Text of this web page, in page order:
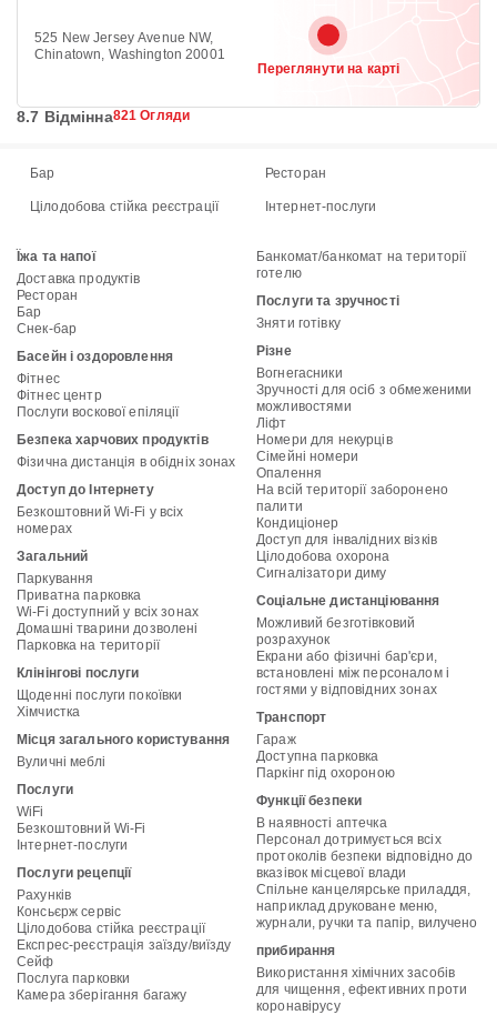
525 New Jersey Avenue NW,
Chinatown, Washington 20001
Переглянути на карті
8.7 Відмінна821 Огляди
Бар Ресторан
Цілодобова стійка реєстрації Інтернет-послуги
Їжа та напої
Доставка продуктів
Ресторан
Бар
Снек-бар
Басейн і оздоровлення
Фітнес
Фітнес центр
Послуги воскової епіляції
Безпека харчових продуктів
Фізична дистанція в обідніх зонах
Доступ до Інтернету
Безкоштовний Wi-Fi у всіх
номерах
Загальний
Паркування
Приватна парковка
Wi-Fi доступний у всіх зонах
Домашні тварини дозволені
Парковка на території
Клінінгові послуги
Щоденні послуги покоївки
Хімчистка
Місця загального користування
Вуличні меблі
Послуги
WiFi
Безкоштовний Wi-Fi
Інтернет-послуги
Послуги рецепції
Рахунків
Консьєрж сервіс
Цілодобова стійка реєстрації
Експрес-реєстрація заїзду/виїзду
Сейф
Послуга парковки
Камера зберігання багажу
Банкомат/банкомат на території
готелю
Послуги та зручності
Зняти готівку
Різне
Вогнегасники
Зручності для осіб з обмеженими
можливостями
Ліфт
Номери для некурців
Сімейні номери
Опалення
На всій території заборонено
палити
Кондиціонер
Доступ для інвалідних візків
Цілодобова охорона
Сигналізатори диму
Соціальне дистанціювання
Можливий безготівковий
розрахунок
Екрани або фізичні бар'єри,
встановлені між персоналом і
гостями у відповідних зонах
Транспорт
Гараж
Доступна парковка
Паркінг під охороною
Функції безпеки
В наявності аптечка
Персонал дотримується всіх
протоколів безпеки відповідно до
вказівок місцевої влади
Спільне канцелярське приладдя,
наприклад друковане меню,
журнали, ручки та папір, вилучено
прибирання
Використання хімічних засобів
для чищення, ефективних проти
коронавірусу